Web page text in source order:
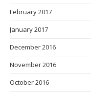
February 2017
January 2017
December 2016
November 2016
October 2016